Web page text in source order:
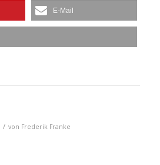
E-Mail
/ von Frederik Franke